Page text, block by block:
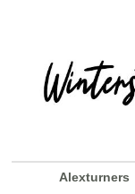
Alexturners